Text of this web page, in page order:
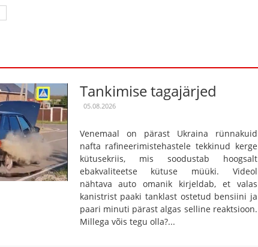
Tankimise tagajärjed
05.08.2026
Venemaal on pärast Ukraina rünnakuid
nafta rafineerimistehastele tekkinud kerge
kütusekriis, mis soodustab hoogsalt
ebakvaliteetse kütuse müüki. Videol
nähtava auto omanik kirjeldab, et valas
kanistrist paaki tanklast ostetud bensiini ja
paari minuti pärast algas selline reaktsioon.
Millega võis tegu olla?...